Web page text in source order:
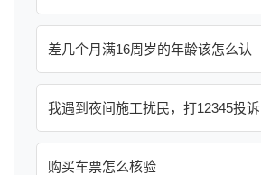
差几个月满16周岁的年龄该怎么认
我遇到夜间施工扰民，打12345投诉
购买车票怎么核验